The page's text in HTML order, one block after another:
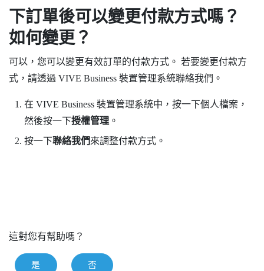
下訂單後可以變更付款方式嗎？
如何變更？
可以，您可以變更有效訂單的付款方式。 若要變更付款方
式，請透過 VIVE Business 裝置管理系統聯絡我們。
在 VIVE Business 裝置管理系統中，按一下個人檔案，
然後按一下授權管理。
按一下聯絡我們來調整付款方式。
這對您有幫助嗎？
是 否